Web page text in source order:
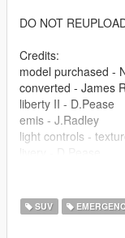
DO NOT
Credits:
model purchased -
converted - James
liberty II - D.Pease
emis - J.Radley
light controls -
ion and spitfire
SUV